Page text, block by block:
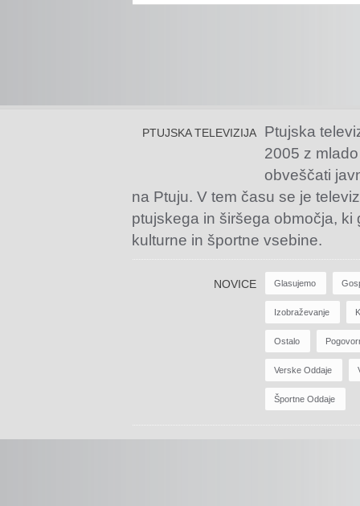
PTUJSKA TELEVIZIJA
Ptujska
2005 z
obveščati
na Ptuju. V tem času se je
ptujskega in širšega območja,
kulturne in športne vsebine.
NOVICE Glasujemo
Izobraževanje
Ostalo
Verske Oddaje
Športne Oddaje